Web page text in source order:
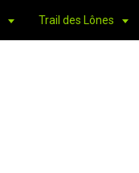
Trail des Lônes